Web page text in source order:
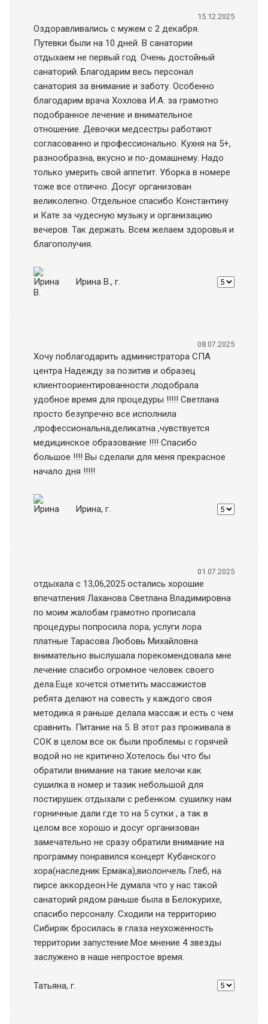
15.12.2025
Оздоравливались с мужем с 2 декабря.
Путевки были на 10 дней. В санатории
отдыхаем не первый год. Очень достойный
санаторий. Благодарим весь персонал
санатория за внимание и заботу. Особенно
благодарим врача Хохлова И.А. за грамотно
подобранное лечение и внимательное
отношение. Девочки медсестры работают
согласованно и профессионально. Кухня на 5+,
разнообразна, вкусно и по-домашнему. Надо
только умерить свой аппетит. Уборка в номере
тоже все отлично. Досуг организован
великолепно. Отдельное спасибо Константину
и Кате за чудесную музыку и организацию
вечеров. Так держать. Всем желаем здоровья и
благополучия.
Ирина В., г.
08.07.2025
Хочу поблагодарить администратора СПА
центра Надежду за позитив и образец
клиентоориентированности ,подобрала
удобное время для процедуры !!!!! Светлана
просто безупречно все исполнила
,профессиональна,деликатна ,чувствуется
медицинское образование !!!! Спасибо
большое !!!! Вы сделали для меня прекрасное
начало дня !!!!!
Ирина, г.
01.07.2025
отдыхала с 13,06,2025 остались хорошие
впечатления Лаханова Светлана Владимировна
по моим жалобам грамотно прописала
процедуры попросила лора, услуги лора
платные Тарасова Любовь Михайловна
внимательно выслушала порекомендовала мне
лечение спасибо огромное человек своего
дела.Еще хочется отметить массажистов
ребята делают на совесть у каждого своя
методика я раньше делала массаж и есть с чем
сравнить. Питание на 5. В этот раз проживала в
СОК в целом все ок были проблемы с горячей
водой но не критично.Хотелось бы что бы
обратили внимание на такие мелочи как
сушилка в номер и тазик небольшой для
постирушек отдыхали с ребенком. сушилку нам
горничные дали где то на 5 сутки , а так в
целом все хорошо и досуг организован
замечательно не сразу обратили внимание на
программу понравился концерт Кубанского
хора(наследник Ермака),виолончель Глеб, на
пирсе аккордеон.Не думала что у нас такой
санаторий рядом раньше была в Белокурихе,
спасибо персоналу. Сходили на территорию
Сибиряк бросилась в глаза неухоженность
территории запустение.Мое мнение 4 звезды
заслужено в наше непростое время.
Татьяна, г.